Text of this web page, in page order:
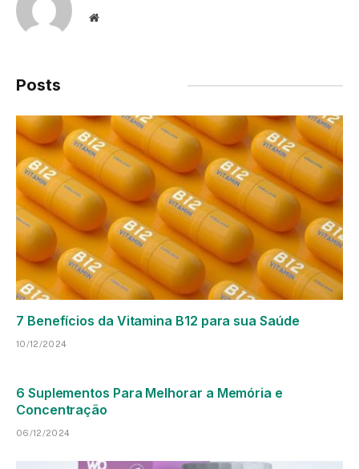
Site
Posts
7 Benefícios da Vitamina B12 para sua Saúde
10/12/2024
6 Suplementos Para Melhorar a Memória e
Concentração
06/12/2024